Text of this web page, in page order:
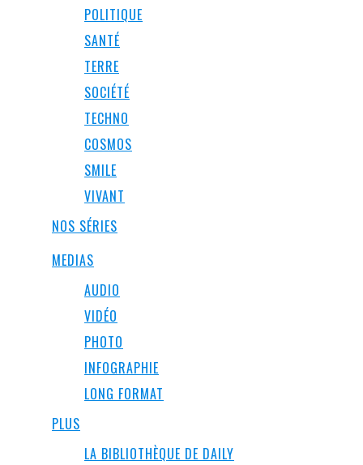
POLITIQUE
SANTÉ
TERRE
SOCIÉTÉ
TECHNO
COSMOS
SMILE
VIVANT
NOS SÉRIES
MEDIAS
AUDIO
VIDÉO
PHOTO
INFOGRAPHIE
LONG FORMAT
PLUS
LA BIBLIOTHÈQUE DE DAILY